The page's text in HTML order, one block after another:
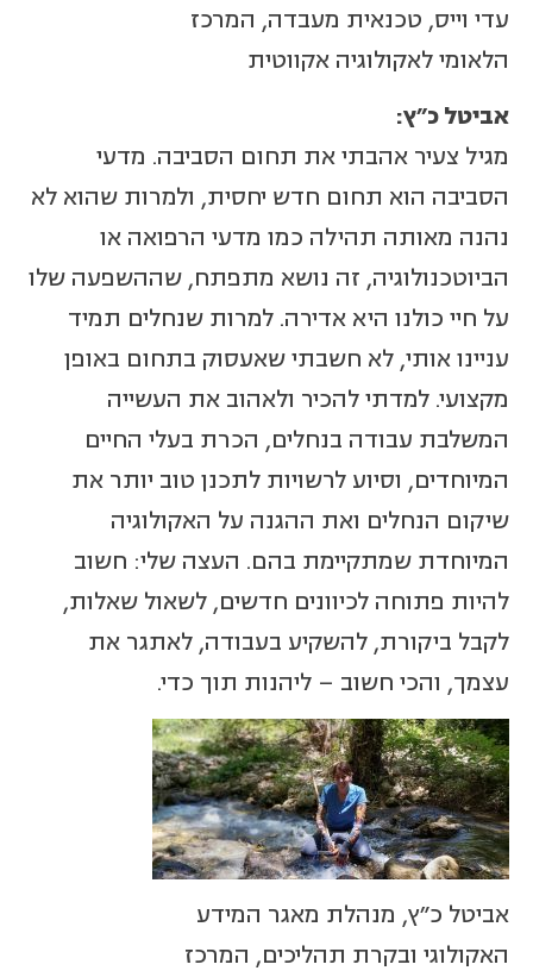
עדי וייס, טכנאית מעבדה, המרכז
הלאומי לאקולוגיה אקווטית
אביטל כ"ץ:
מגיל צעיר אהבתי את תחום הסביבה. מדעי
הסביבה הוא תחום חדש יחסית, ולמרות שהוא לא
נהנה מאותה תהילה כמו מדעי הרפואה או
הביוטכנולוגיה, זה נושא מתפתח, שההשפעה שלו
על חיי כולנו היא אדירה. למרות שנחלים תמיד
עניינו אותי, לא חשבתי שאעסוק בתחום באופן
מקצועי. למדתי להכיר ולאהוב את העשייה
המשלבת עבודה בנחלים, הכרת בעלי החיים
המיוחדים, וסיוע לרשויות לתכנן טוב יותר את
שיקום הנחלים ואת ההגנה על האקולוגיה
המיוחדת שמתקיימת בהם. העצה שלי: חשוב
להיות פתוחה לכיוונים חדשים, לשאול שאלות,
לקבל ביקורת, להשקיע בעבודה, לאתגר את
עצמך, והכי חשוב – ליהנות תוך כדי.
אביטל כ"ץ, מנהלת מאגר המידע
האקולוגי ובקרת תהליכים, המרכז